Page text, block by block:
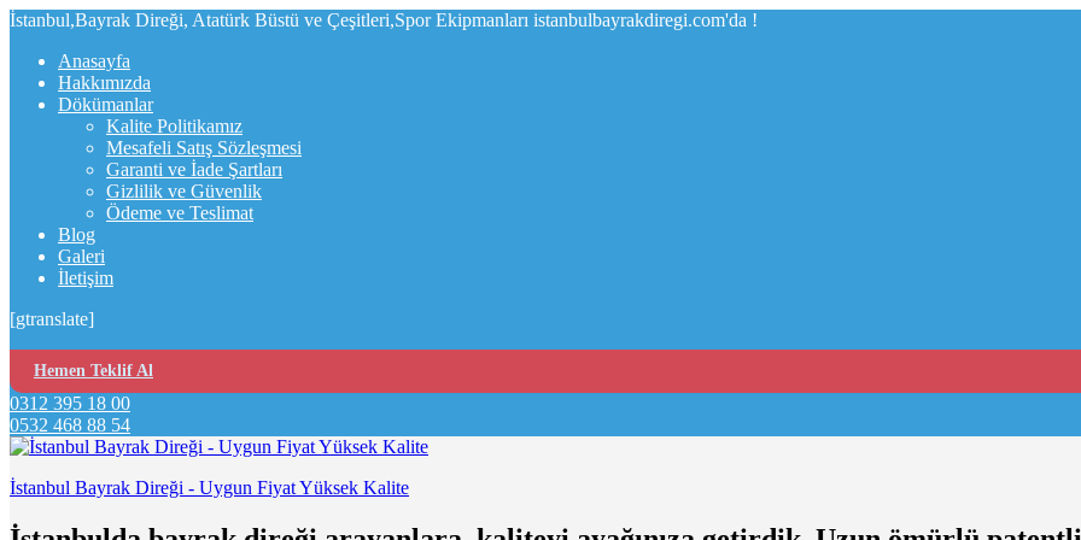
İstanbul,Bayrak Direği, Atatürk Büstü ve Çeşitleri,Spor Ekipmanları istanbulbayrakdiregi.com'da !
Anasayfa
Hakkımızda
Dökümanlar
Kalite Politikamız
Mesafeli Satış Sözleşmesi
Garanti ve İade Şartları
Gizlilik ve Güvenlik
Ödeme ve Teslimat
Blog
Galeri
İletişim
[gtranslate]
Hemen Teklif Al
0312 395 18 00
0532 468 88 54
İstanbul Bayrak Direği - Uygun Fiyat Yüksek Kalite